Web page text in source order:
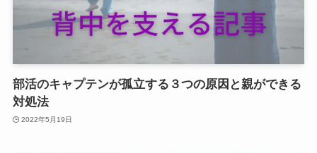
部活のキャプテンが孤立する３つの原因と親ができる
対処法
2022年5月19日